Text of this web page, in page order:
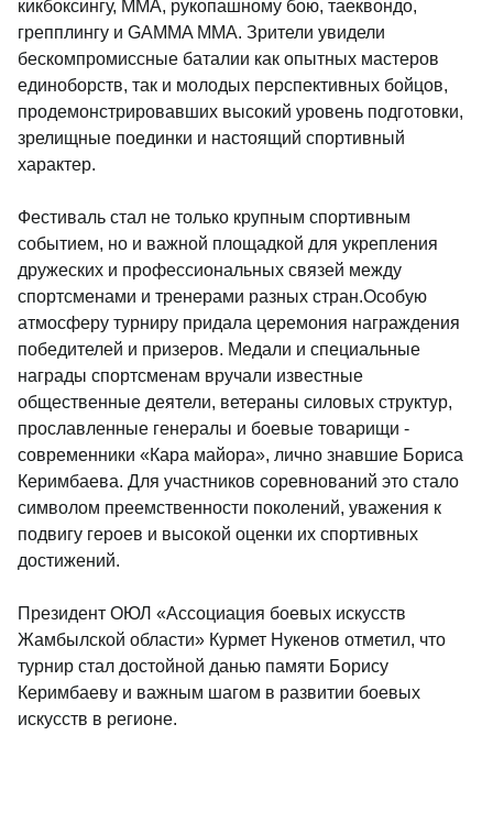
кикбоксингу, ММА, рукопашному бою, таеквондо,
грепплингу и GAMMA MMA. Зрители увидели
бескомпромиссные баталии как опытных мастеров
единоборств, так и молодых перспективных бойцов,
продемонстрировавших высокий уровень подготовки,
зрелищные поединки и настоящий спортивный
характер.
Фестиваль стал не только крупным спортивным
событием, но и важной площадкой для укрепления
дружеских и профессиональных связей между
спортсменами и тренерами разных стран.Особую
атмосферу турниру придала церемония награждения
победителей и призеров. Медали и специальные
награды спортсменам вручали известные
общественные деятели, ветераны силовых структур,
прославленные генералы и боевые товарищи -
современники «Кара майора», лично знавшие Бориса
Керимбаева. Для участников соревнований это стало
символом преемственности поколений, уважения к
подвигу героев и высокой оценки их спортивных
достижений.
Президент ОЮЛ «Ассоциация боевых искусств
Жамбылской области» Курмет Нукенов отметил, что
турнир стал достойной данью памяти Борису
Керимбаеву и важным шагом в развитии боевых
искусств в регионе.